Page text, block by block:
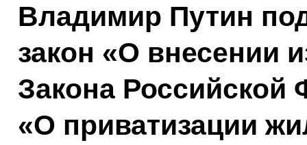
Владимир Путин
закон «О внесении
Закона Российской
«О приватизации